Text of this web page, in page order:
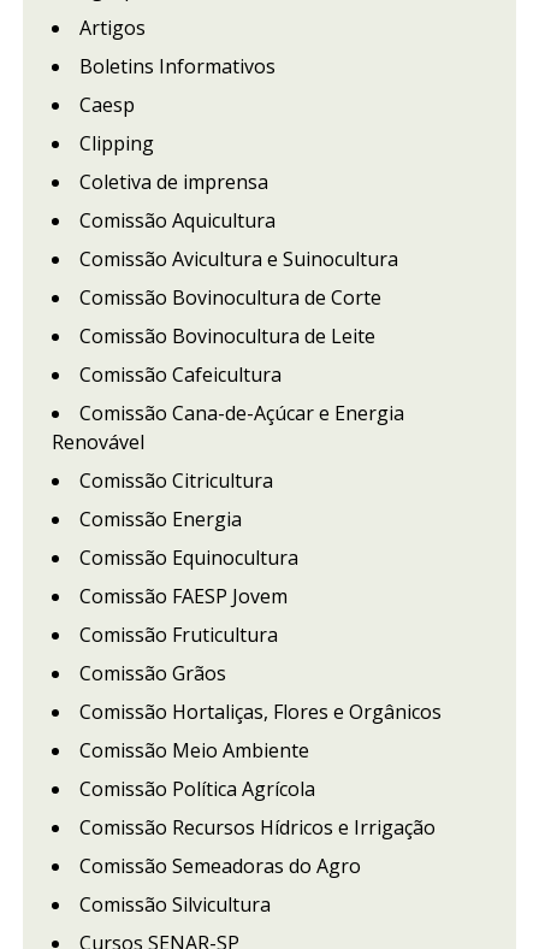
Artigos
Boletins Informativos
Caesp
Clipping
Coletiva de imprensa
Comissão Aquicultura
Comissão Avicultura e Suinocultura
Comissão Bovinocultura de Corte
Comissão Bovinocultura de Leite
Comissão Cafeicultura
Comissão Cana-de-Açúcar e Energia
Renovável
Comissão Citricultura
Comissão Energia
Comissão Equinocultura
Comissão FAESP Jovem
Comissão Fruticultura
Comissão Grãos
Comissão Hortaliças, Flores e Orgânicos
Comissão Meio Ambiente
Comissão Política Agrícola
Comissão Recursos Hídricos e Irrigação
Comissão Semeadoras do Agro
Comissão Silvicultura
Cursos SENAR-SP